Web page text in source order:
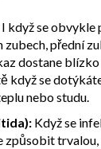
I když se obvykle
zubech, přední
dostane
když se
nebo studu.
Když se
způsobit